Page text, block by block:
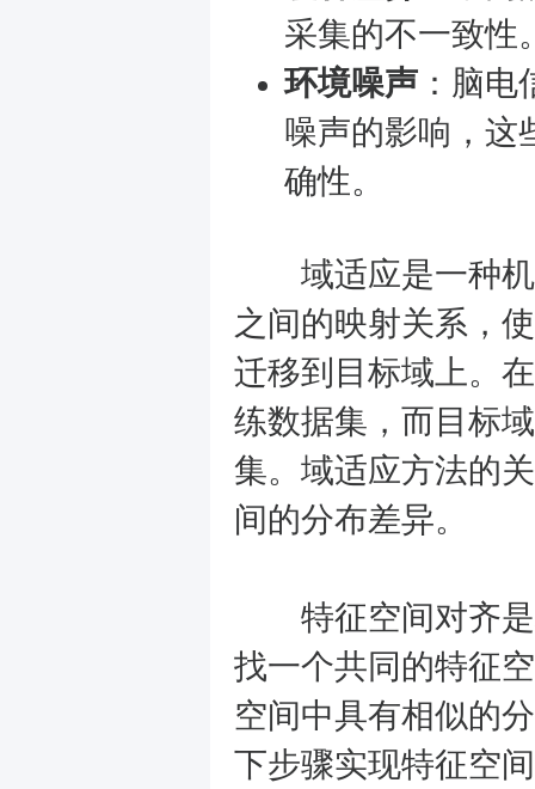
采集的不一致性
环境噪声 ：脑
噪声的影响，这
确性。
域适应是一种
之间的映射关系，
迁移到目标域上。
练数据集，而目标
集。域适应方法的
间的分布差异。
特征空间对齐是
找一个共同的特征
空间中具有相似的
下步骤实现特征空